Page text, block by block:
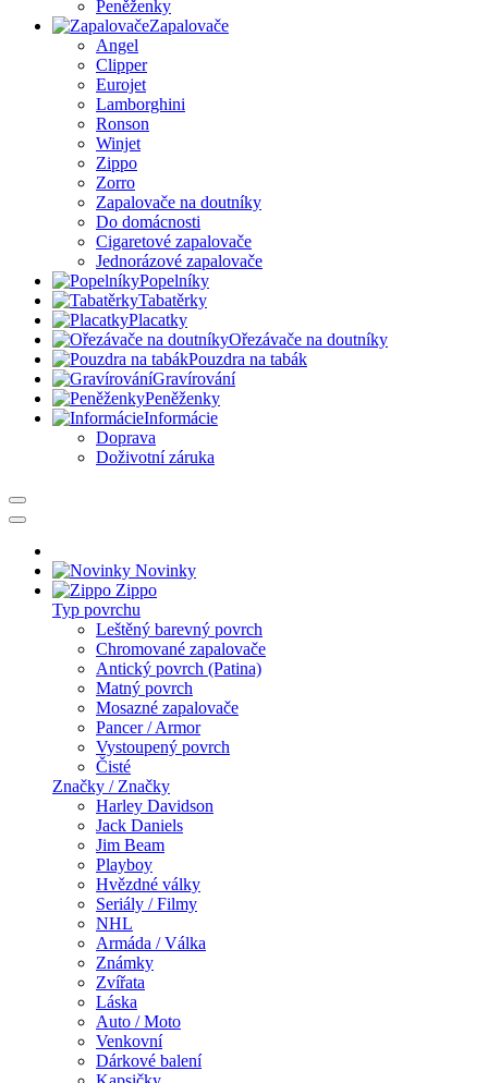
Peněženky
Zapalovače
Angel
Clipper
Eurojet
Lamborghini
Ronson
Winjet
Zippo
Zorro
Zapalovače na doutníky
Do domácnosti
Cigaretové zapalovače
Jednorázové zapalovače
Popelníky
Tabatěrky
Placatky
Ořezávače na doutníky
Pouzdra na tabák
Gravírování
Peněženky
Informácie
Doprava
Doživotní záruka
Novinky
Zippo
Typ povrchu
Leštěný barevný povrch
Chromované zapalovače
Antický povrch (Patina)
Matný povrch
Mosazné zapalovače
Pancer / Armor
Vystoupený povrch
Čisté
Značky / Značky
Harley Davidson
Jack Daniels
Jim Beam
Playboy
Hvězdné války
Seriály / Filmy
NHL
Armáda / Válka
Známky
Zvířata
Láska
Auto / Moto
Venkovní
Dárkové balení